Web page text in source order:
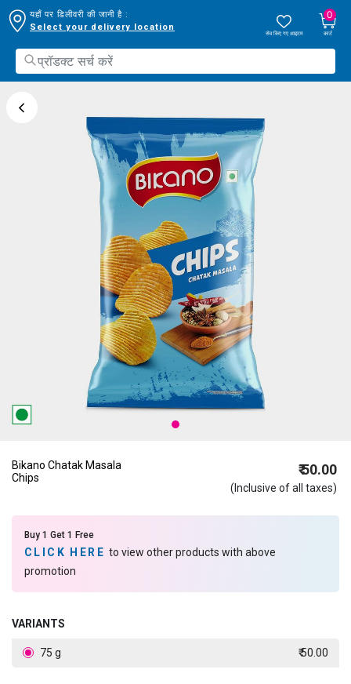
यहाँ पर डिलीवरी की जानी है :
Select your delivery location
सेव किए गए आइटम
0
कार्ट
Bikano Chatak Masala
Chips
₹ 50.00
(Inclusive of all taxes)
Buy 1 Get 1 Free
CLICK HEREto view other products with above
promotion
VARIANTS
75 g ₹ 50.00